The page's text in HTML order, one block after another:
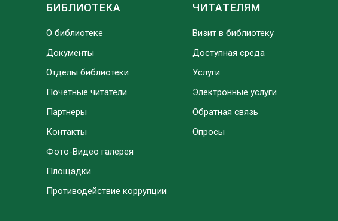
БИБЛИОТЕКА
О библиотеке
Документы
Отделы библиотеки
Почетные читатели
Партнеры
Контакты
Фото-Видео галерея
Площадки
Противодействие коррупции
ЧИТАТЕЛЯМ
Визит в библиотеку
Доступная среда
Услуги
Электронные услуги
Обратная связь
Опросы